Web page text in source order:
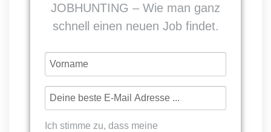
JOBHUNTING – Wie man ganz
schnell einen neuen Job findet.
Ich stimme zu, dass meine